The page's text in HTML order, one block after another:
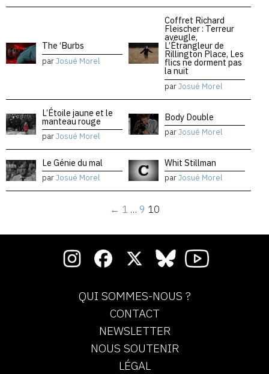
The ‘Burbs
parJosué Morel
Coffret Richard
Fleischer : Terreur
aveugle,
L’Étrangleur de
Rillington Place, Les
flics ne dorment pas
la nuit
parJosué Morel
L’Étoile jaune et le
manteau rouge
parJosué Morel
Body Double
parJosué Morel
Le Génie du mal
parJosué Morel
Whit Stillman
parJosué Morel
← 1 … 9 10
QUI SOMMES-NOUS ?
CONTACT
NEWSLETTER
NOUS SOUTENIR
LÉGAL